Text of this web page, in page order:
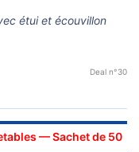
étui et écouvillon
Deal n°30
— Sachet de 50